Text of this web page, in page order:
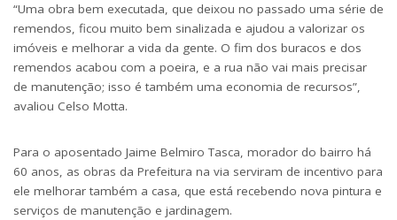
“Uma obra bem executada, que deixou no passado uma série de
remendos, ficou muito bem sinalizada e ajudou a valorizar os
imóveis e melhorar a vida da gente. O fim dos buracos e dos
remendos acabou com a poeira, e a rua não vai mais precisar
de manutenção; isso é também uma economia de recursos”,
avaliou Celso Motta.
Para o aposentado Jaime Belmiro Tasca, morador do bairro há
60 anos, as obras da Prefeitura na via serviram de incentivo para
ele melhorar também a casa, que está recebendo nova pintura e
serviços de manutenção e jardinagem.